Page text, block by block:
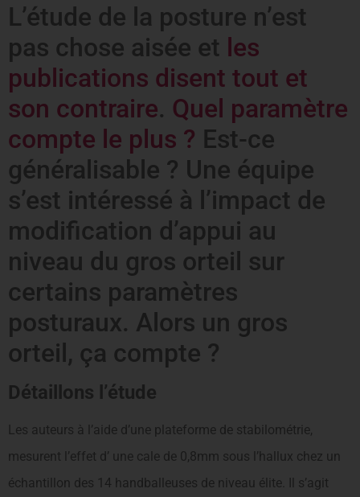
L’étude de la posture n’est
pas chose aisée et les
publications disent tout et
son contraire. Quel paramètre
compte le plus ? Est-ce
généralisable ? Une équipe
s’est intéressé à l’impact de
modification d’appui au
niveau du gros orteil sur
certains paramètres
posturaux. Alors un gros
orteil, ça compte ?
Détaillons l’étude
Les auteurs à l’aide d’une plateforme de stabilométrie,
mesurent l’effet d’ une cale de 0,8mm sous l’hallux chez un
échantillon des 14 handballeuses de niveau élite. Il s’agit